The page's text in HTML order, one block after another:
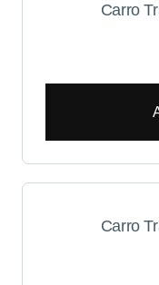
Carro
Carro